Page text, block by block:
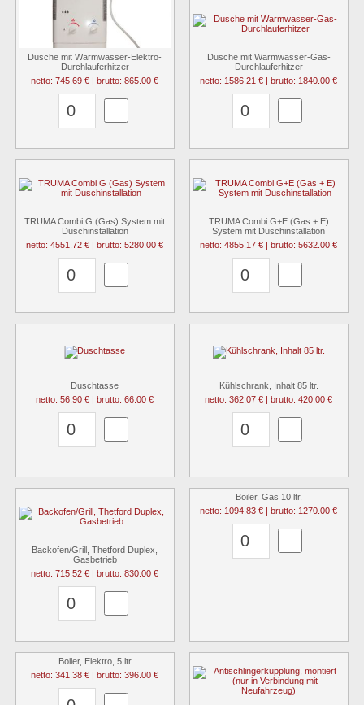
Dusche mit Warmwasser-Elektro-
Durchlauferhitzer
netto: 745.69 € | brutto: 865.00 €
Dusche mit Warmwasser-Gas-
Durchlauferhitzer
netto: 1586.21 € | brutto: 1840.00 €
TRUMA Combi G (Gas) System mit
Duschinstallation
netto: 4551.72 € | brutto: 5280.00 €
TRUMA Combi G+E (Gas + E)
System mit Duschinstallation
netto: 4855.17 € | brutto: 5632.00 €
Duschtasse
netto: 56.90 € | brutto: 66.00 €
Kühlschrank, Inhalt 85 ltr.
netto: 362.07 € | brutto: 420.00 €
Backofen/Grill, Thetford Duplex,
Gasbetrieb
netto: 715.52 € | brutto: 830.00 €
Boiler, Gas 10 ltr.
netto: 1094.83 € | brutto: 1270.00 €
Boiler, Elektro, 5 ltr
netto: 341.38 € | brutto: 396.00 €